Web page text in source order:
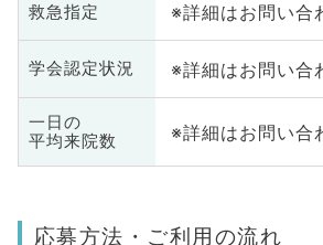
救急指定 ※詳細はお問い合
学会認定状況 ※詳細はお問い合
一日の
平均来院数
※詳細はお問い合
応募方法・ご利用の流れ